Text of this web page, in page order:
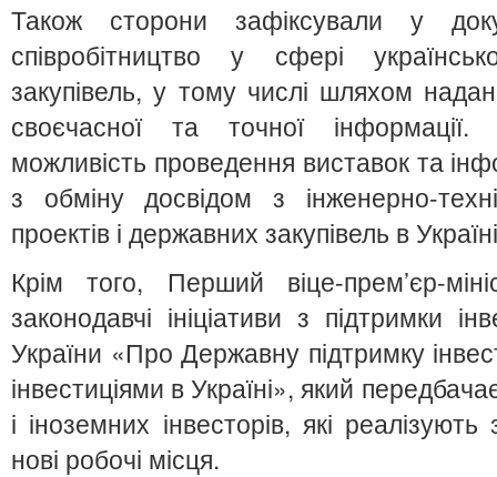
Також сторони зафіксували у
співробітництво у сфері
закупівель, у тому числі шляхом
своєчасної та точної
можливість проведення виставок та
з обміну досвідом з інженерно-
проектів і державних закупівель в
Крім того, Перший віце-прем’єр-
законодавчі ініціативи з підтримки
України «Про Державну підтримку
інвестиціями в Україні», який
і іноземних інвесторів, які
нові робочі місця.